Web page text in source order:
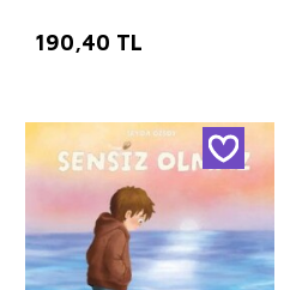
190,40 TL